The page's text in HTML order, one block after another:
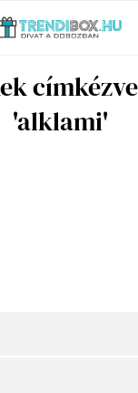
'alklami'